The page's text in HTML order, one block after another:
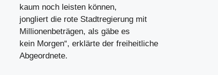
kaum noch leisten können,
jongliert die rote Stadtregierung mit
Millionenbeträgen, als gäbe es
kein Morgen“, erklärte der freiheitliche
Abgeordnete.